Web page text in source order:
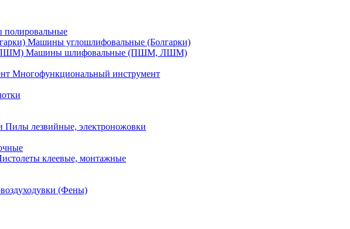
Машины углошлифовальные (Болгарки)
Машины шлифовальные (ПШМ, ЛШМ)
Многофункциональный инструмент
Пилы лезвийные, электроножовки
клеевые, монтажные
(Фены)